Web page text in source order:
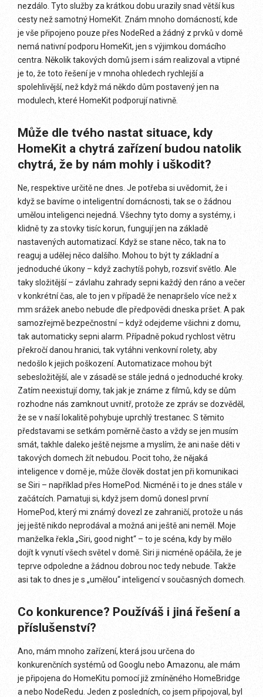
nezdálo. Tyto služby za krátkou dobu urazily snad větší kus
cesty než samotný HomeKit. Znám mnoho domácností, kde
je vše připojeno pouze přes NodeRed a žádný z prvků v domě
nemá nativní podporu HomeKit, jen s výjimkou domácího
centra. Několik takových domů jsem i sám realizoval a vtipné
je to, že toto řešení je v mnoha ohledech rychlejší a
spolehlivější, než když má někdo dům postavený jen na
modulech, které HomeKit podporují nativně.
Může dle tvého nastat situace, kdy
HomeKit a chytrá zařízení budou natolik
chytrá, že by nám mohly i uškodit?
Ne, respektive určitě ne dnes. Je potřeba si uvědomit, že i
když se bavíme o inteligentní domácnosti, tak se o žádnou
umělou inteligenci nejedná. Všechny tyto domy a systémy, i
klidně ty za stovky tisíc korun, fungují jen na základě
nastavených automatizací. Když se stane něco, tak na to
reaguj a udělej něco dalšího. Mohou to být ty základní a
jednoduché úkony – když zachytíš pohyb, rozsviť světlo. Ale
taky složitější – závlahu zahrady sepni každý den ráno a večer
v konkrétní čas, ale to jen v případě že nenapršelo více než x
mm srážek anebo nebude dle předpovědi dneska pršet. A pak
samozřejmě bezpečnostní – když odejdeme všichni z domu,
tak automaticky sepni alarm. Případně pokud rychlost větru
překročí danou hranici, tak vytáhni venkovní rolety, aby
nedošlo k jejich poškození. Automatizace mohou být
sebesložitější, ale v zásadě se stále jedná o jednoduché kroky.
Zatím neexistují domy, tak jak je známe z filmů, kdy se dům
rozhodne nás zamknout uvnitř, protože ze zpráv se dozvěděl,
že se v naší lokalitě pohybuje uprchlý trestanec. S těmito
představami se setkám poměrně často a vždy se jen musím
smát, takhle daleko ještě nejsme a myslím, že ani naše děti v
takových domech žít nebudou. Pocit toho, že nějaká
inteligence v domě je, může člověk dostat jen při komunikaci
se Siri – například přes HomePod. Nicméně i to je dnes stále v
začátcích. Pamatuji si, když jsem domů donesl první
HomePod, který mi známý dovezl ze zahraničí, protože u nás
jej ještě nikdo neprodával a možná ani ještě ani neměl. Moje
manželka řekla „Siri, good night“ – to je scéna, kdy by mělo
dojít k vynutí všech světel v domě. Siri ji nicméně opáčila, že je
teprve odpoledne a žádnou dobrou noc tedy nebude. Takže
asi tak to dnes je s „umělou“ inteligencí v současných domech.
Co konkurence? Používáš i jiná řešení a
příslušenství?
Ano, mám mnoho zařízení, která jsou určena do
konkurenčních systémů od Googlu nebo Amazonu, ale mám
je připojena do HomeKitu pomocí již zmíněného HomeBridge
a nebo NodeRedu. Jeden z posledních, co jsem připojoval, byl